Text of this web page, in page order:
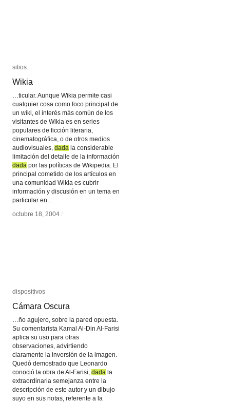
sitios
Wikia
…ticular. Aunque Wikia permite casi
cualquier cosa como foco principal de
un wiki, el interés más común de los
visitantes de Wikia es en series
populares de ficción literaria,
cinematográfica, o de otros medios
audiovisuales, dada la considerable
limitación del detalle de la información
dada por las políticas de Wikipedia. El
principal cometido de los artículos en
una comunidad Wikia es cubrir
información y discusión en un tema en
particular en…
octubre 18, 2004 /
sitios
Wikia
dada
dada
octubre 18, 2004 /
dispositivos
Cámara Oscura
…ño agujero, sobre la pared opuesta.
Su comentarista Kamal Al-Din Al-Farisi
aplica su uso para otras
observaciones, advirtiendo
claramente la inversión de la imagen.
Quedó demostrado que Leonardo
conoció la obra de Al-Farisi, dada la
extraordinaria semejanza entre la
descripción de este autor y un dibujo
suyo en sus notas, referente a la
dispositivos
Cámara Oscura
dada